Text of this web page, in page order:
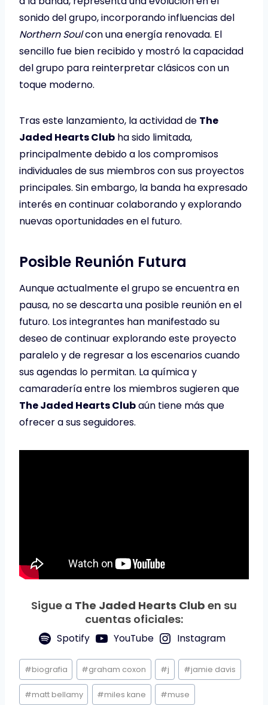
sonido del grupo, incorporando influencias del
Northern Soulcon una energía renovada. El
sencillo fue bien recibido y mostró la capacidad
del grupo para reinterpretar clásicos con un
toque moderno.
Tras este lanzamiento, la actividad de The
Jaded Hearts Club ha sido limitada,
principalmente debido a los compromisos
individuales de sus miembros con sus proyectos
principales. Sin embargo, la banda ha expresado
interés en continuar colaborando y explorando
nuevas oportunidades en el futuro. ​
Posible Reunión Futura
Aunque actualmente el grupo se encuentra en
pausa, no se descarta una posible reunión en el
futuro. Los integrantes han manifestado su
deseo de continuar explorando este proyecto
paralelo y de regresar a los escenarios cuando
sus agendas lo permitan. La química y
camaradería entre los miembros sugieren que
The Jaded Hearts Clubaún tiene más que
ofrecer a sus seguidores.
Sigue a The Jaded Hearts Club en su
cuentas oficiales:
Spotify YouTube Instagram
Etiquetas
de
la
#biografia #graham coxon #j #jamie davis
#matt bellamy #miles kane #muse